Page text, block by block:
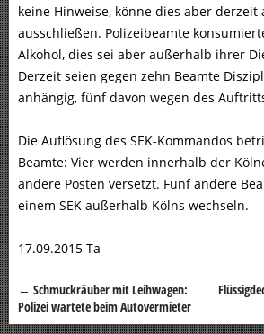
keine Hinweise, könne dies aber derzeit
ausschließen. Polizeibeamte
Alkohol, dies sei aber außerhalb ihrer
Derzeit seien gegen zehn Beamte
anhängig, fünf davon wegen des
Die Auflösung des SEK-Kommandos
Beamte: Vier werden innerhalb der
andere Posten versetzt. Fünf andere
einem SEK außerhalb Kölns wechseln.
17.09.2015 Ta
Beitragsnavigation
← Schmuckräuber mit Leihwagen:
Polizei wartete beim Autovermieter